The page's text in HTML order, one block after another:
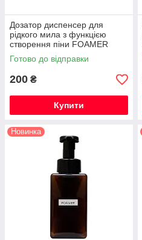
Дозатор диспенсер для
рідкого мила з функцією
створення піни FOAMER
250мл рожевий
Готово до відправки
200 ₴
Купити
Новинка